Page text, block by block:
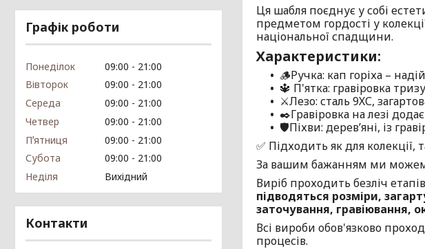
Ця шабля поєднує у собі
предметом гордості у
національної спадщини.
Характеристики:
🪵Ручка: кап горіха –
🔱 П'ятка: гравіровка
⚔️Лезо: сталь 9ХС,
✒️Гравіровка на лезі
🛡️Піхви: дерев’яні, із
✅ Підходить як для колекції,
За вашим бажанням ми можемо
Виріб проходить безліч
підводяться розміри,
заточування, гравіювання,
Всі вироби обов'язково
процесів.
Графік роботи
Понеділок 09:00
21:00
Вівторок
09:00
21:00
Середа
09:00
21:00
Четвер
09:00
21:00
Пʼятниця
09:00
21:00
Субота
09:00
21:00
Неділя
Вихідний
Контакти